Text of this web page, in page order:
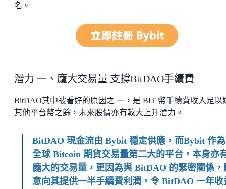
名。
潛力 一、龐大交易量 支撐BitDAO手續費
BitDAO其中被看好的原因之 一，是 BIT 幣手續費收入足以
其他平台幣之餘，未來股價亦有較大上升潛力。
BitDAO 現金流由 Bybit 穩定供應，而Bybit 作為
全球 Bitcoin 期貨交易量第二大的平台，本身亦
龐大的交易量，更因為與 BitDAO 的緊密關係，
意向其提供一半手續費利潤，令 BitDAO 一年收